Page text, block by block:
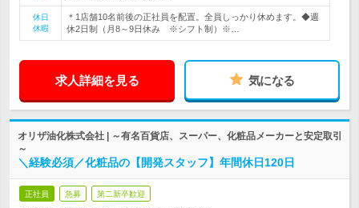
休日
休暇
＊1店舗10名前後の正社員を配置。全員しっかり休めます。◆週
休2日制（月8～9日休み ※シフト制）※…
求人詳細を見る 気になる
オリザ油化株式会社 | ～有名百貨店、スーパー、化粧品メーカーと安定取引
～
＼経験必須／化粧品の【開発スタッフ】年間休日120日
正社員 急募 第二新卒歓迎